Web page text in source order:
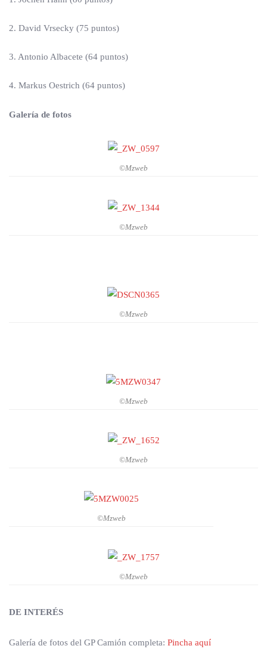
2. David Vrsecky (75 puntos)
3. Antonio Albacete (64 puntos)
4. Markus Oestrich (64 puntos)
Galería de fotos
©Mzweb
©Mzweb
©Mzweb
©Mzweb
©Mzweb
©Mzweb
©Mzweb
DE INTERÉS
Galería de fotos del GP Camión completa: Pincha aquí